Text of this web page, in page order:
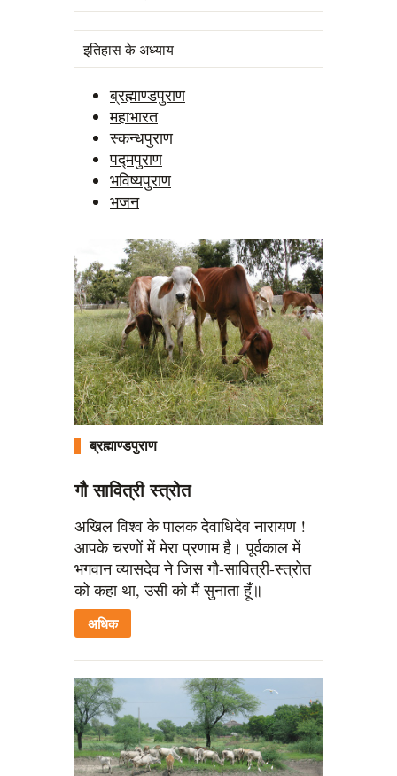
इतिहास के अध्याय
ब्रह्माण्डपुराण
महाभारत
स्कन्धपुराण
पद्मपुराण
भविष्यपुराण
भजन
ब्रह्माण्डपुराण
गौ सावित्री स्त्रोत
अखिल विश्व के पालक देवाधिदेव नारायण !
आपके चरणों में मेरा प्रणाम है। पूर्वकाल में
भगवान व्यासदेव ने जिस गौ-सावित्री-स्त्रोत
को कहा था, उसी को मैं सुनाता हूँ॥
अधिक